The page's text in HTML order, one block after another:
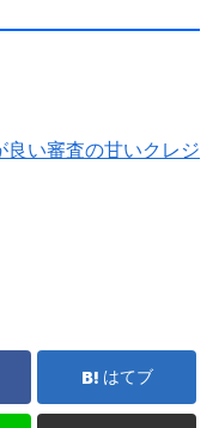
良い審査の甘いクレジ
はてブ